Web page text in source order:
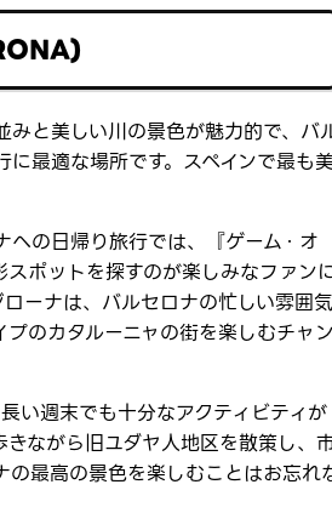
みと美しい川の景色が魅力的で、バ
最適な場所です。スペインで最も
への日帰り旅行では、『ゲーム・オ
スポットを探すのが楽しみなファン
ローナは、バルセロナの忙しい雰囲気
プのカタルーニャの街を楽しむチャ
い週末でも十分なアクティビティが
きながら旧ユダヤ人地区を散策し、
の最高の景色を楽しむことはお忘れ